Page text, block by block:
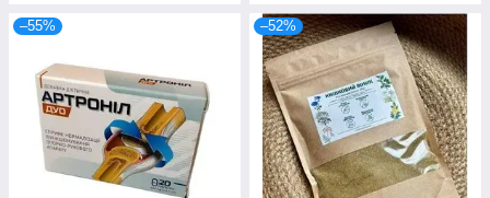
–55% –52%